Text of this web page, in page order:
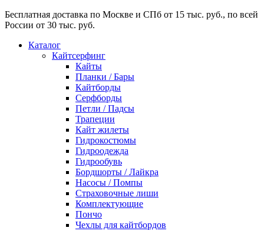
Бесплатная доставка по Москве и СПб от 15 тыс. руб., по всей
России от 30 тыс. руб.
Каталог
Кайтсерфинг
Кайты
Планки / Бары
Кайтборды
Серфборды
Петли / Падсы
Трапеции
Кайт жилеты
Гидрокостюмы
Гидроодежда
Гидрообувь
Бордшорты / Лайкра
Насосы / Помпы
Страховочные лиши
Комплектующие
Пончо
Чехлы для кайтбордов